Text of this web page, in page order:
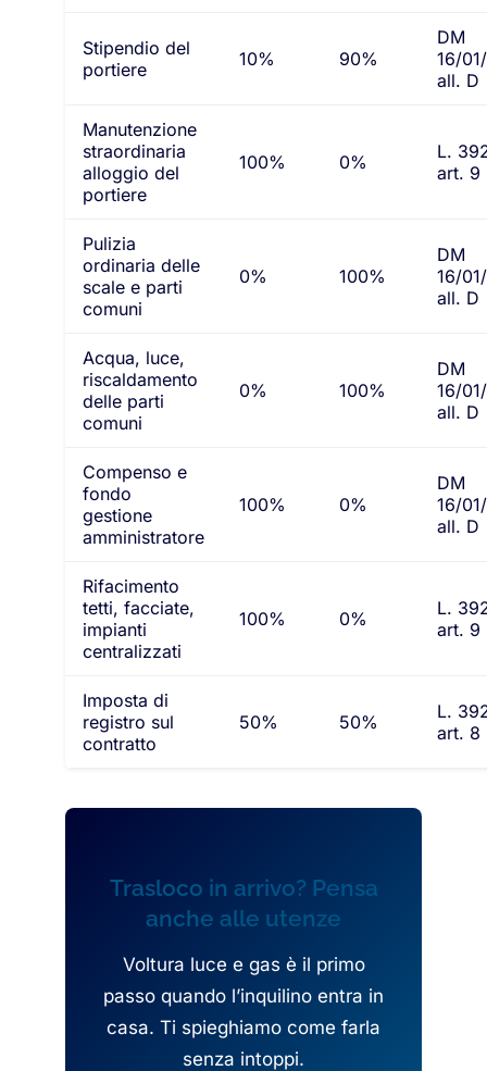
Stipendio del
portiere
10% 90%
DM
16/
all. D
Manutenzione
straordinaria
alloggio del
portiere
100% 0%
L.
art. 9
Pulizia
ordinaria delle
scale e parti
comuni
0% 100%
DM
16/
all. D
Acqua, luce,
riscaldamento
delle parti
comuni
0% 100%
DM
16/
all. D
Compenso e
fondo
gestione
amministratore
100% 0%
DM
16/
all. D
Rifacimento
tetti, facciate,
impianti
centralizzati
100% 0%
L.
art. 9
Imposta di
registro sul
contratto
50% 50%
L.
art. 8
Trasloco in arrivo? Pensa
anche alle utenze
Voltura luce e gas è il primo
passo quando l’inquilino entra in
casa. Ti spieghiamo come farla
senza intoppi.